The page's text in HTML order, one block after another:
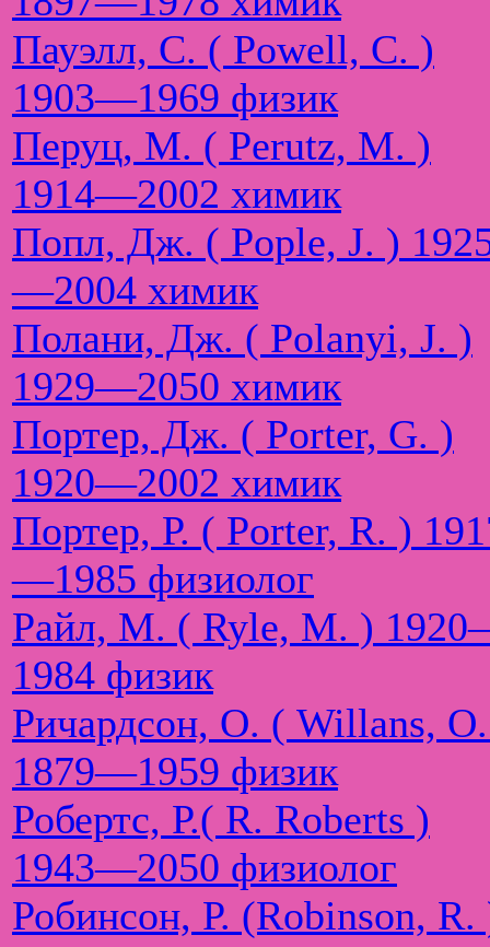
Пауэлл, С. ( Powell, C. )
1903—1969 физик
Перуц, М. ( Perutz, M. )
1914—2002 химик
Попл, Дж. ( Pople, J. )
—2004 химик
Полани, Дж. ( Polanyi, J. )
1929—2050 химик
Портер, Дж. ( Porter, G. )
1920—2002 химик
Портер, Р. ( Porter, R. )
—1985 физиолог
Райл, М. ( Ryle, M. )
1984 физик
Ричардсон, О. ( Willans,
1879—1959 физик
Робертс, Р.( R. Roberts )
1943—2050 физиолог
Робинсон, Р. (Robinson, R.